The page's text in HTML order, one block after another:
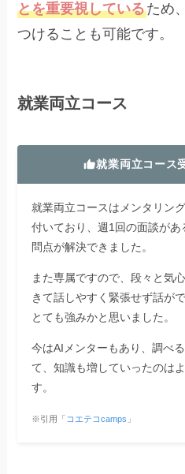
とを重要視しているため
つけることも可能です。
就業両立コース
就業両立コース
就業両立コースはメンタリン
付いており、週1回の面談があ
問点が解決できました。
また専属ですので、段々と気
きて話しやすく緊張せず話が
とても強みかと思いました。
今はAIメンターもあり、調べ
て、知識も増していったのは
す。
※引用「 コエテコcamps 」